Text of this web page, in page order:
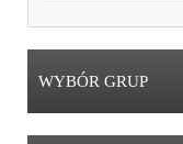
WYBÓR GRUP